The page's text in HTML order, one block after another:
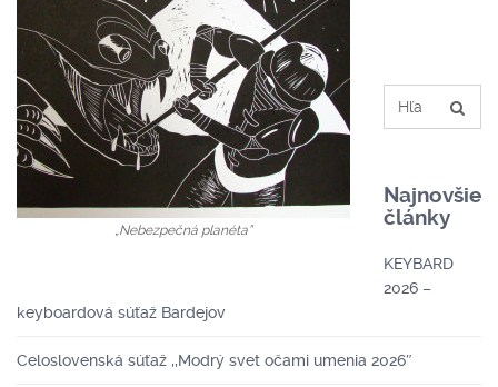
„Nebezpečná planéta”
Najnovšie
články
KEYBARD
2026 –
keyboardová súťaž Bardejov
Celoslovenská súťaž ,,Modrý svet očami umenia 2026″